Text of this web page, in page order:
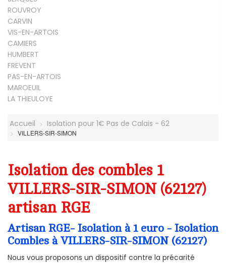
ROUVROY
CARVIN
VIS-EN-ARTOIS
CAMIERS
HUMBERT
FREVENT
PAS-EN-ARTOIS
MAROEUIL
LA THIEULOYE
Accueil Isolation pour 1€ Pas de Calais - 62
VILLERS-SIR-SIMON
Isolation des combles 1
VILLERS-SIR-SIMON (62127)
artisan RGE
Artisan RGE- Isolation à 1 euro - Isolation
Combles à VILLERS-SIR-SIMON (62127)
Nous vous proposons un dispositif contre la précarité